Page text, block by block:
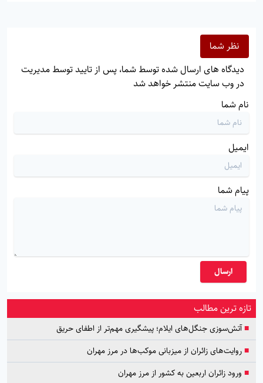
نظر شما
دیدگاه های ارسال شده توسط شما، پس از تایید توسط مدیریت
در وب سایت منتشر خواهد شد
نام شما
ایمیل
پیام شما
ارسال
تازه ترین مطالب
■آتش‌سوزی جنگل‌های ایلام؛ پیشگیری مهم‌تر از اطفای حریق
■روایت‌های زائران از میزبانی موکب‌ها در مرز مهران
■ ورود زائران اربعین به کشور از مرز مهران